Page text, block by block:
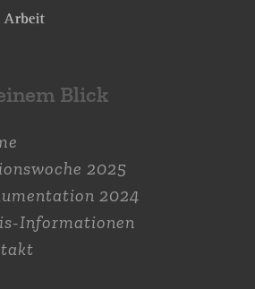
Blick
2025
2024
Informationen